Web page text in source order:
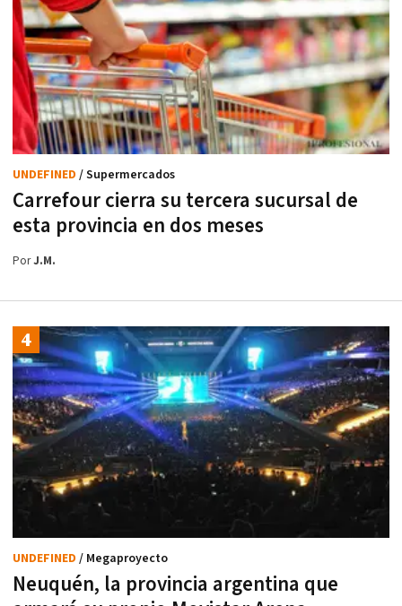
Carrefour cierra su tercera sucursal de
esta provincia en dos meses
UNDEFINED / Supermercados
PorJ.M.
Neuquén, la provincia argentina que
UNDEFINED / Megaproyecto